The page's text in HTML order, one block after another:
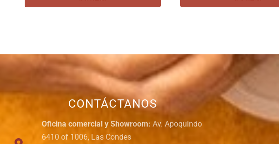
CONTÁCTANOS
Oficina comercial y Showroom: Av. Apoquindo
6410 of 1006, Las Condes